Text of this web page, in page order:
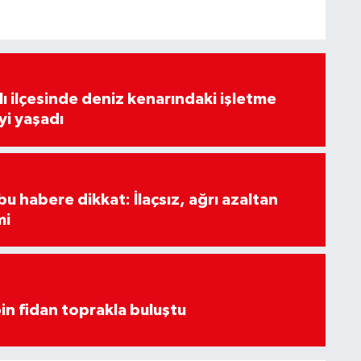
ilçesinde deniz kenarındaki işletme
yaşadı
habere dikkat: İlaçsız, ağrı azaltan
fidan toprakla buluştu